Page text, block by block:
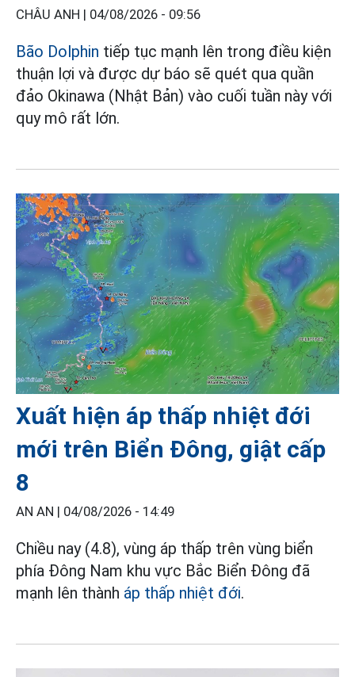
CHÂU ANH | 04/08/2026 - 09:56
Bão Dolphin tiếp tục mạnh lên trong điều kiện
thuận lợi và được dự báo sẽ quét qua quần
đảo Okinawa (Nhật Bản) vào cuối tuần này với
quy mô rất lớn.
Xuất hiện áp thấp nhiệt đới
mới trên Biển Đông, giật cấp
8
AN AN | 04/08/2026 - 14:49
Chiều nay (4.8), vùng áp thấp trên vùng biển
phía Đông Nam khu vực Bắc Biển Đông đã
mạnh lên thành áp thấp nhiệt đới.